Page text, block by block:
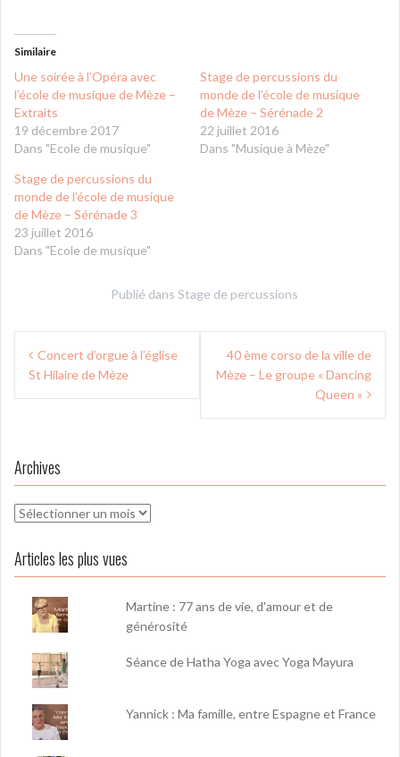
Similaire
Une soirée à l’Opéra avec
l’école de musique de Mèze –
Extraits
19 décembre 2017
Dans "Ecole de musique"
Stage de percussions du
monde de l’école de musique
de Mèze – Sérénade 2
22 juillet 2016
Dans "Musique à Mèze"
Stage de percussions du
monde de l’école de musique
de Mèze – Sérénade 3
23 juillet 2016
Dans "Ecole de musique"
Publié dans Stage de percussions
Navigation
deConcert d’orgue à l’église
St Hilaire de Mèze
40 ème corso de la ville de
Mèze – Le groupe « Dancing
Queen »
Archives
Archives
Articles les plus vues
Martine : 77 ans de vie, d'amour et de
générosité
Séance de Hatha Yoga avec Yoga Mayura
Yannick : Ma famille, entre Espagne et France